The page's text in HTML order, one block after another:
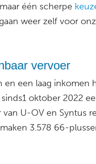
één scherpe
weer zelf voor
vervoer
en een laag inkomen
oktober 2022
U-OV en Syntus
3.578 66-